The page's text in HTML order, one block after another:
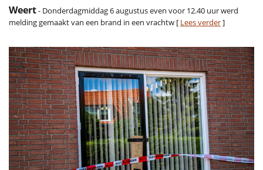
Weert- Donderdagmiddag 6 augustus even voor 12.40 uur werd
melding gemaakt van een brand in een vrachtw [ Lees verder]